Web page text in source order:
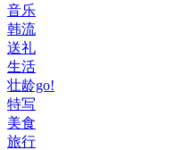
音乐
韩流
送礼
生活
壮龄go!
特写
美食
旅行